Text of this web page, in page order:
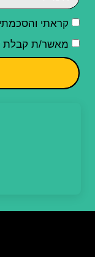
קראתי
מאשר/ת קבלת